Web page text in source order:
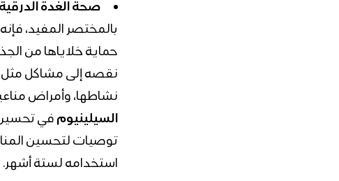
صحة الغدة
بالمختصر المفيد،
نشاطها، وأمراض
السيلينيوم في تحسين
استخدامه لستة أشهر.